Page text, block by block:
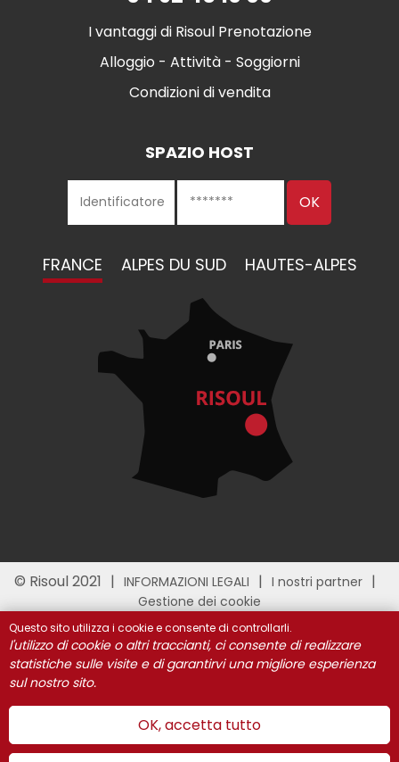
I vantaggi di Risoul Prenotazione
Alloggio - Attività - Soggiorni
Condizioni di vendita
SPAZIO HOST
FRANCE ALPES DU SUD HAUTES-ALPES
© Risoul 2021 INFORMAZIONI LEGALI
I nostri partner
Gestione dei cookie
Questo sito utilizza i cookie e consente di controllarli.
l'utilizzo di cookie o altri traccianti, ci consente di realizzare
statistiche sulle visite e di garantirvi una migliore esperienza
sul nostro sito.
OK, accetta tutto